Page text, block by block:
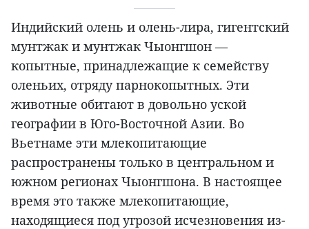
Индийский олень и олень-лира, гигентский
мунтжак и мунтжак Чыонгшон —
копытные, принадлежащие к семейству
оленьих, отряду парнокопытных. Эти
животные обитают в довольно уской
географии в Юго-Восточной Азии. Во
Вьетнаме эти млекопитающие
распространены только в центральном и
южном регионах Чыонгшона. В настоящее
время это также млекопитающие,
находящиеся под угрозой исчезновения из-